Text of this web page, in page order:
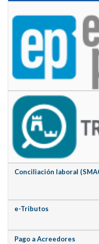
Conciliación laboral
e-Tributos
Pago a Acreedores